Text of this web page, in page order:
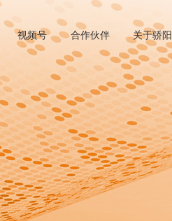
关于骄阳
合作伙伴
视频号